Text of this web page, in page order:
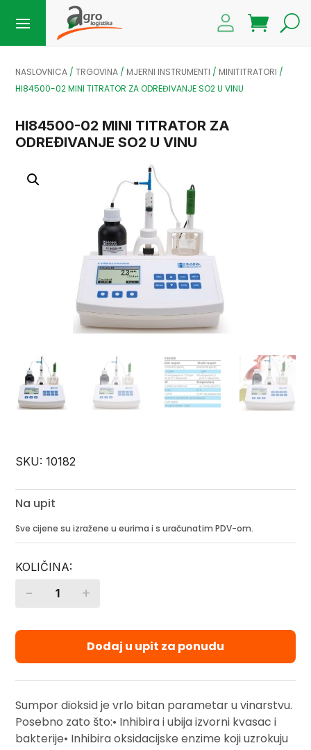
NASLOVNICA /TRGOVINA / MJERNI INSTRUMENTI / MINITITRATORI /
HI84500-02 MINI TITRATOR ZA ODREĐIVANJE SO2 U VINU
HI84500-02 MINI TITRATOR ZA
ODREĐIVANJE SO2 U VINU
SKU:10182
Na upit
Sve cijene su izražene u eurima i s uračunatim PDV-om.
Quantity
- +
Dodaj u upit za ponudu
Sumpor dioksid je vrlo bitan parametar u vinarstvu.
Posebno zato što:• Inhibira i ubija izvorni kvasac i
bakterije• Inhibira oksidacijske enzime koji uzrokuju